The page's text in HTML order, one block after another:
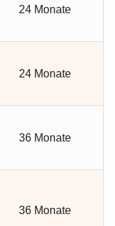
24 Monate
24 Monate
36 Monate
36 Monate